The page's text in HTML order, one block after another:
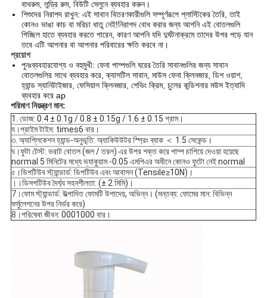
বাথরুম, লন্ড্রি রুম, বিউটি সেলুনে ব্যবহার করুন।
শিশুদের নিরাপদ রাখুন: এই সাবান বিতরণকারীগুলি সম্পূর্ণরূপে প্লাস্টিকের তৈরি, তাই
কোনও ভাঙা কাচ বা মরিচা ধাতু নেই!নিরাপদ বোধ করার জন্য আপনি এই বোতলগুলি
পিচ্ছিল হাতে ব্যবহার করতে পারেন, কারণ আপনি যদি দুর্ঘটনাক্রমে তাদের উপর পড়ে যান
তবে এটি আপনার বা আপনার পরিবারের ক্ষতি করবে না।
প্রয়োগ
পুনঃব্যবহারযোগ্য ও বহুমুখী: ফেনা পাম্পগুলি ঘরের তৈরি সাবানগুলির জন্য সাবান
বোতলগুলির সাথে ব্যবহার করে, ক্যাসটিল সাবান, মাউস ফেনা ক্লিনজার, ডিশ ওয়াশ,
হ্যান্ড স্যানিটাইজার, ফেসিয়াল ক্লিনজার, শেভিং ক্রিম, চুলের কন্ডিশনার মউস ইত্যাদি
ব্যবহার করে ap
পরিমাণ নিয়ন্ত্রণ মান:
1. ডোজ: 0.4 ± 0.1g / 0.8 ± 0.15g / 1.6 ± 0.15 গ্রাম।
ঘ।প্রাইম টাইম: times6 বার।
৩. অ্যাপ্লিকেশন হ্যান্ড-অনুভূতি: অ্যাকিউউটর স্প্রিং ব্যাক ＜ 1.5 সেকেন্ড।
ঘ।ফুটা টেস্ট: ভরাট বোতল (জল / তরল) এর উপর শক্ত করে পাম্প চাপিয়ে দেওয়া হয়েছে
normal 5 মিনিটের মধ্যে ভ্যাকুয়াম -0.05 এমপিএর অধীনে কোনও ফুটো নেই normal
৫।ডিপটিউব স্ট্যান্ডার্ড: ডিপটিউব এবং আবাসন (Tensile≥10N)।
।।ডিসপটিউব দৈর্ঘ্য সহনশীলতা: (± 2 মিমি)।
7।ফোম স্ট্যান্ডার্ড: উত্পাদিত ফোমটি উপাদেয়, অভিন্ন। (মন্তব্য: ফোমের মান: বিভিন্ন
ফর্মুলেশনের উপর নির্ভর করে)
8।পরিষেবা জীবন: 0001000 বার।